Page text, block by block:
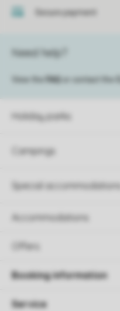
Secure payment
Holiday parks
Campings
Special accommodations
Accommodations
Offers
Need help?
View the FAQ or contact the
Booking information
Service